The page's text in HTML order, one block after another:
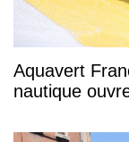
Aquavert
nautique